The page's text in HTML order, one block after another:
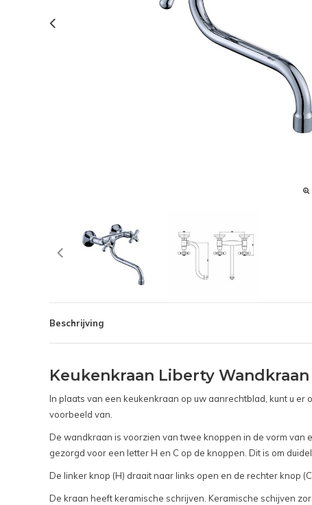
Beschrijving
Keukenkraan Liberty
In plaats van een keukenkraan op uw aanrechtblad, kunt u
voorbeeld van.
De wandkraan is voorzien van twee knoppen in de vorm van
gezorgd voor een letter H en C op de knoppen. Dit is om
De linker knop (H) draait naar links open en de rechter knop
De kraan heeft keramische schrijven. Keramische schijven